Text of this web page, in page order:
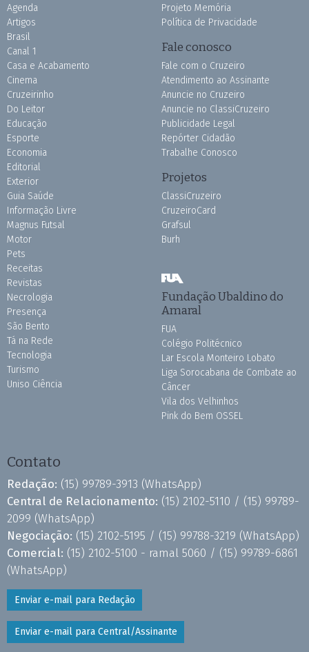
Agenda
Artigos
Brasil
Canal 1
Casa e Acabamento
Cinema
Cruzeirinho
Do Leitor
Educação
Esporte
Economia
Editorial
Exterior
Guia Saúde
Informação Livre
Magnus Futsal
Motor
Pets
Receitas
Revistas
Necrologia
Presença
São Bento
Tá na Rede
Tecnologia
Turismo
Uniso Ciência
Projeto Memória
Política de Privacidade
Fale conosco
Fale com o Cruzeiro
Atendimento ao Assinante
Anuncie no Cruzeiro
Anuncie no ClassiCruzeiro
Publicidade Legal
Repórter Cidadão
Trabalhe Conosco
Projetos
ClassiCruzeiro
CruzeiroCard
Grafsul
Burh
Fundação Ubaldino do
Amaral
FUA
Colégio Politécnico
Lar Escola Monteiro Lobato
Liga Sorocabana de Combate ao
Câncer
Vila dos Velhinhos
Pink do Bem OSSEL
Contato
Redação: (15) 99789-3913 (WhatsApp)
Central de Relacionamento: (15) 2102-5110 / (15) 99789-
2099 (WhatsApp)
Negociação: (15) 2102-5195 / (15) 99788-3219 (WhatsApp)
Comercial: (15) 2102-5100 - ramal 5060 / (15) 99789-6861
(WhatsApp)
Enviar e-mail para Redação
Enviar e-mail para Central/Assinante